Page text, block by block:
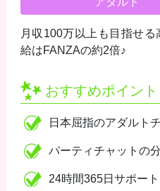
月収100万以上も目指せ
給はFANZAの約2倍♪
おすすめポイント
日本屈指のアダルト
パーティチャットの
24時間365日サポー